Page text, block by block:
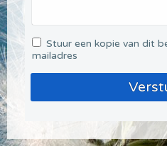
Stuur een kopie van dit
mailadres